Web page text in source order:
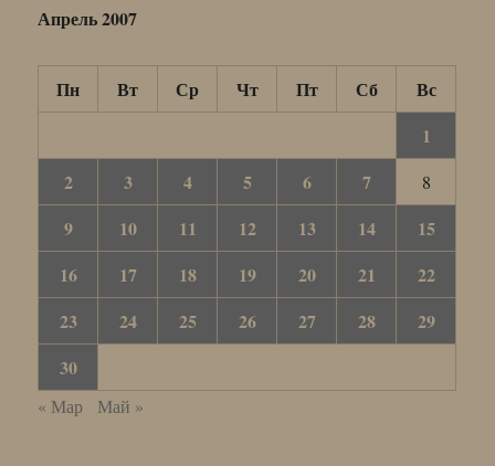
Апрель 2007
Пн Вт Ср Чт Пт Сб
Вс
1
2
3 4 5 6 7 8
9 10 11 12 13 14
15
16
17 18 19 20 21
22
23
24 25 26 27 28
29
30
« Мар Май »